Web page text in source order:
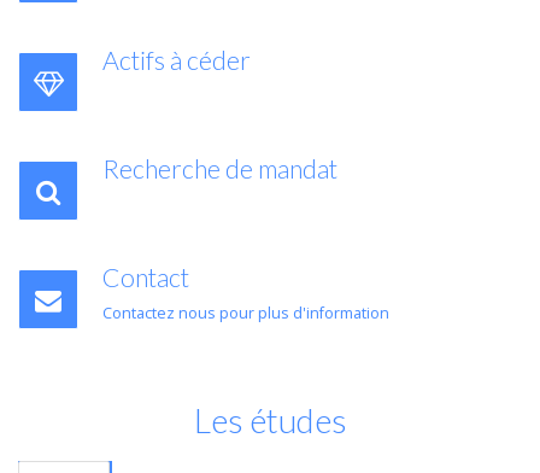
Actifs à céder
Recherche de mandat
Contact
Contactez nous pour plus d'information
Les études